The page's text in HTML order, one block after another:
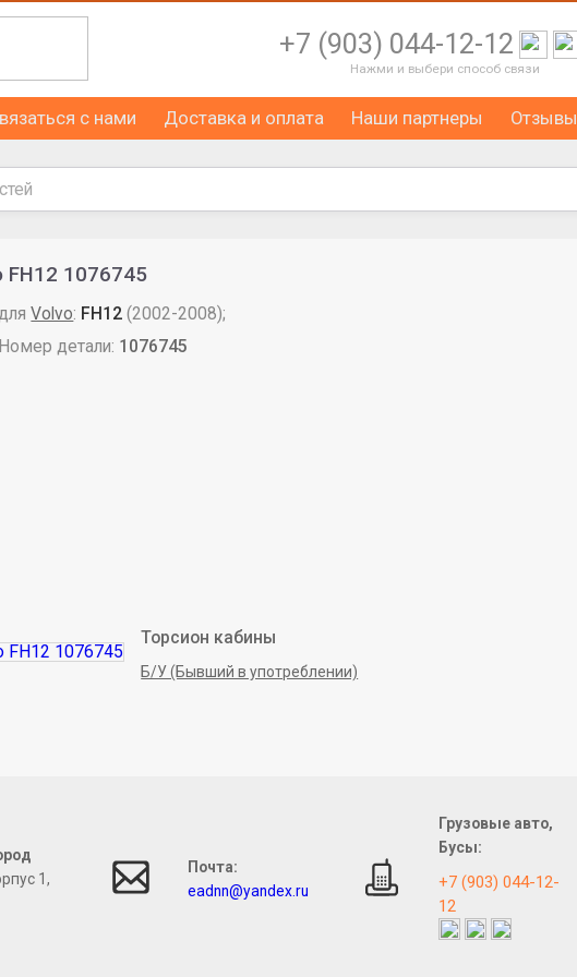
+7 (903) 044-12-12
Нажми и выбери способ связи
с нами Доставка и оплата Наши партнеры Отзывы
FH12 1076745
Volvo: FH12 (2002-2008);
Номер детали: 1076745
Торсион кабины
Б/У (Бывший в употреблении)
1,
Почта:
eadnn@yandex.ru
Грузовые авто,
Бусы:
+7 (903) 044-12-
12